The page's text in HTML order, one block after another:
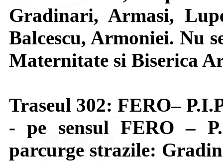
Gradinari, Armasi,
Balcescu, Armoniei. Nu
Maternitate si Biserica
Traseul 302: FERO–
- pe sensul FERO –
parcurge strazile: